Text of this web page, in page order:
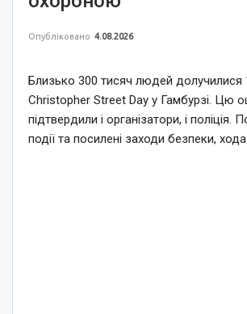
Опубліковано 4.08.2026
Близько 300 тисяч людей долучилися
Christopher Street Day у Гамбурзі. Цю
підтвердили і організатори, і поліція.
події та посилені заходи безпеки,